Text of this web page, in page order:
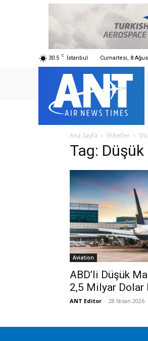
30.5 C İstanbul Cumartesi, 8
Ana Sayfa Etiketler
Tag:
Aviation
ABD’li Düşük
2,5 Milyar Dolar
ANT Editor - 28 Nisan 2026